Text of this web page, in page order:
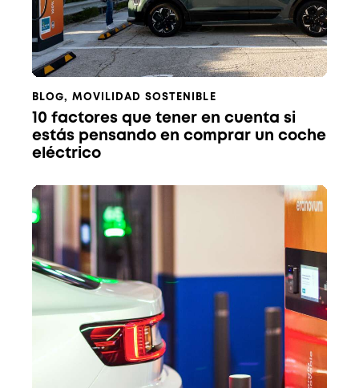
BLOG, MOVILIDAD SOSTENIBLE
10 factores que tener en cuenta si
estás pensando en comprar un coche
eléctrico